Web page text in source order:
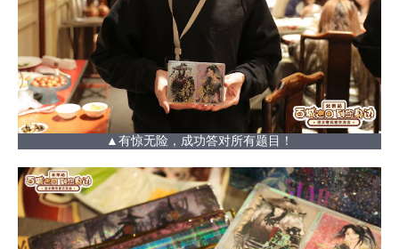
▲有惊无险，成功答对所有题目！